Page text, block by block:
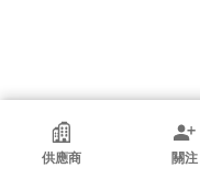
香港貿發局參展商
Free
供應商 關注